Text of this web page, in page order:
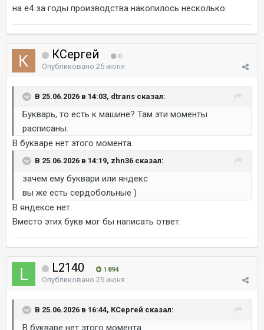
на е4 за годы производства накопилось несколько.
КСергей 0
Опубликовано 25 июня
В 25.06.2026 в 14:03, dtrans сказал:
Букварь, то есть к машине? Там эти моменты
расписаны.
В букваре нет этого момента.
В 25.06.2026 в 14:19, zhn36 сказал:
зачем ему буквари или яндекс
вы же есть сердобольные )
В яндексе нет.
Вместо этих букв мог бы написать ответ.
L2140 1 894
Опубликовано 25 июня
В 25.06.2026 в 16:44, КСергей сказал:
В букваре нет этого момента.